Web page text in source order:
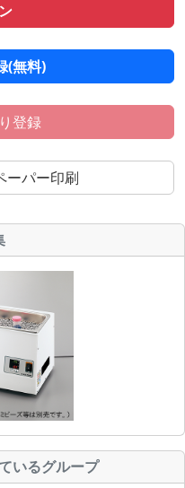
(無料)
登録
ーパー印刷
いるグループ